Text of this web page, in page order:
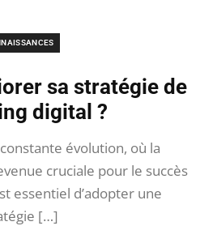
sa stratégie de
digital ?
évolution, où la
cruciale pour le succès
essentiel d’adopter une
[…]